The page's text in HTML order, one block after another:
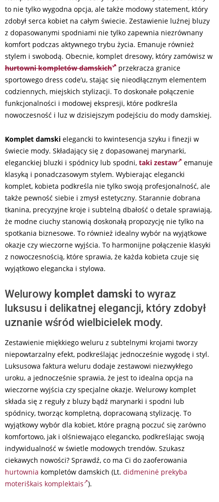
to nie tylko wygodna opcja, ale także modowy statement, który
zdobył serca kobiet na całym świecie. Zestawienie luźnej bluzy
z dopasowanymi spodniami nie tylko zapewnia niezrównany
komfort podczas aktywnego trybu życia. Emanuje również
stylem i swobodą. Obecnie, komplet dresowy, który zamówisz w
hurtowni kompletów damskich
przekracza granice
sportowego dress code’u, stając się nieodłącznym elementem
codziennych, miejskich stylizacji. To doskonałe połączenie
funkcjonalności i modowej ekspresji, które podkreśla
nowoczesność i luz w dzisiejszym podejściu do mody damskiej.
Komplet damski elegancki to kwintesencja szyku i finezji w
świecie mody. Składający się z dopasowanej marynarki,
eleganckiej bluzki i spódnicy lub spodni, taki zestaw
emanuje
klasyką i ponadczasowym stylem. Wybierając elegancki
komplet, kobieta podkreśla nie tylko swoją profesjonalność, ale
także pewność siebie i zmysł estetyczny. Starannie dobrana
tkanina, precyzyjne kroje i subtelną dbałość o detale sprawiają,
że modne ciuchy stanowią doskonałą propozycję nie tylko na
spotkania biznesowe. To również idealny wybór na wyjątkowe
okazje czy wieczorne wyjścia. To harmonijne połączenie klasyki
z nowoczesnością, które sprawia, że każda kobieta czuje się
wyjątkowo elegancka i stylowa.
Welurowy komplet damski to wyraz
luksusu i delikatnej elegancji, który zdobył
uznanie wśród wielbicielek mody.
Zestawienie miękkiego weluru z subtelnymi krojami tworzy
niepowtarzalny efekt, podkreślając jednocześnie wygodę i styl.
Luksusowa faktura weluru dodaje zestawowi niezwykłego
uroku, a jednocześnie sprawia, że jest to idealna opcja na
wieczorne wyjścia czy specjalne okazje. Welurowy komplet
składa się z reguły z bluzy bądź marynarki i spodni lub
spódnicy, tworząc kompletną, dopracowaną stylizację. To
wyjątkowy wybór dla kobiet, które pragną poczuć się zarówno
komfortowo, jak i olśniewająco elegancko, podkreślając swoją
indywidualność w świetle modowych trendów. Szukasz
ciekawych nowości? Sprawdź, co ma Ci do zaoferowania
hurtownia kompletów damskich (Lt. didmeninė prekyba
moteriškais komplektais ).